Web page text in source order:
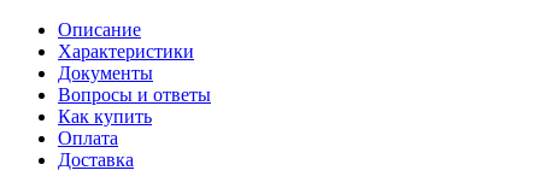
Описание
Характеристики
Документы
Вопросы и ответы
Как купить
Оплата
Доставка